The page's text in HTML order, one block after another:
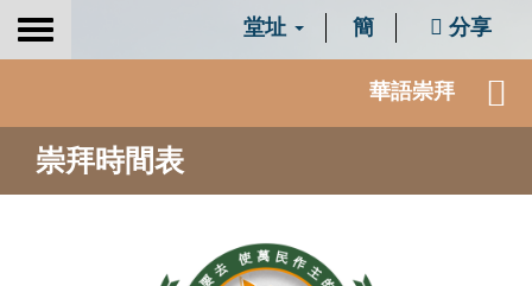
Toggle
堂址 簡 分享
華語崇拜
崇拜時間表